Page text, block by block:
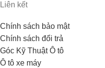
Liên kết
Chính sách bảo mật
Chính sách đổi trả
Góc Kỹ Thuật Ô tô
Ô tô xe máy